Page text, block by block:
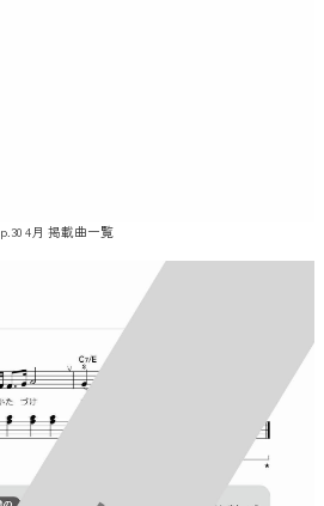
p.30 4月 掲載曲一覧